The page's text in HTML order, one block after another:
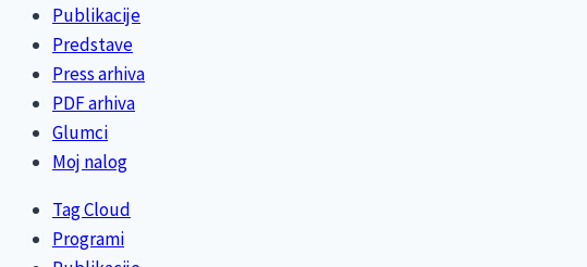
Publikacije
Predstave
Press arhiva
PDF arhiva
Glumci
Moj nalog
Tag Cloud
Programi